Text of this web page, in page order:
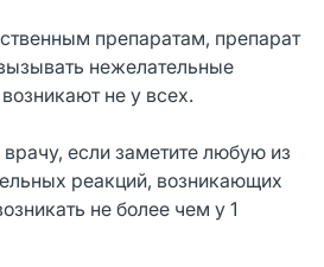
препаратам, препарат
нежелательные
не у всех.
если заметите любую из
реакций, возникающих
не более чем у 1